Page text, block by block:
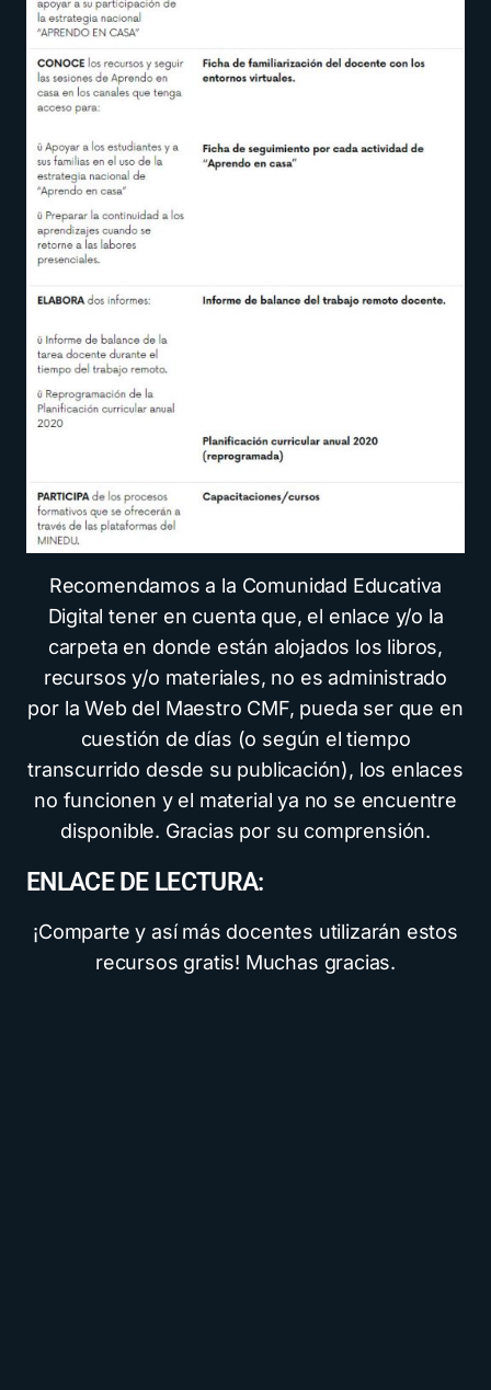
Recomendamos a la Comunidad Educativa
Digital tener en cuenta que, el enlace y/o la
carpeta en donde están alojados los libros,
recursos y/o materiales, no es administrado
por la Web del Maestro CMF, pueda ser que en
cuestión de días (o según el tiempo
transcurrido desde su publicación), los enlaces
no funcionen y el material ya no se encuentre
disponible. Gracias por su comprensión.
ENLACE DE LECTURA:
¡Comparte y así más docentes utilizarán estos
recursos gratis! Muchas gracias.